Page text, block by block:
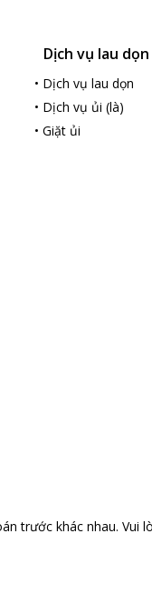
Dịch vụ lau dọn
• Dịch vụ lau dọn
• Dịch vụ ủi (là)
• Giặt ủi
trước khác nhau. Vui